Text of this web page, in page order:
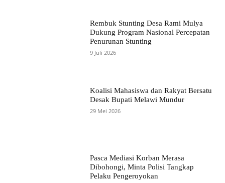
Rembuk Stunting Desa Rami Mulya
Dukung Program Nasional Percepatan
Penurunan Stunting
9 Juli 2026
Koalisi Mahasiswa dan Rakyat Bersatu
Desak Bupati Melawi Mundur
29 Mei 2026
Pasca Mediasi Korban Merasa
Dibohongi, Minta Polisi Tangkap
Pelaku Pengeroyokan